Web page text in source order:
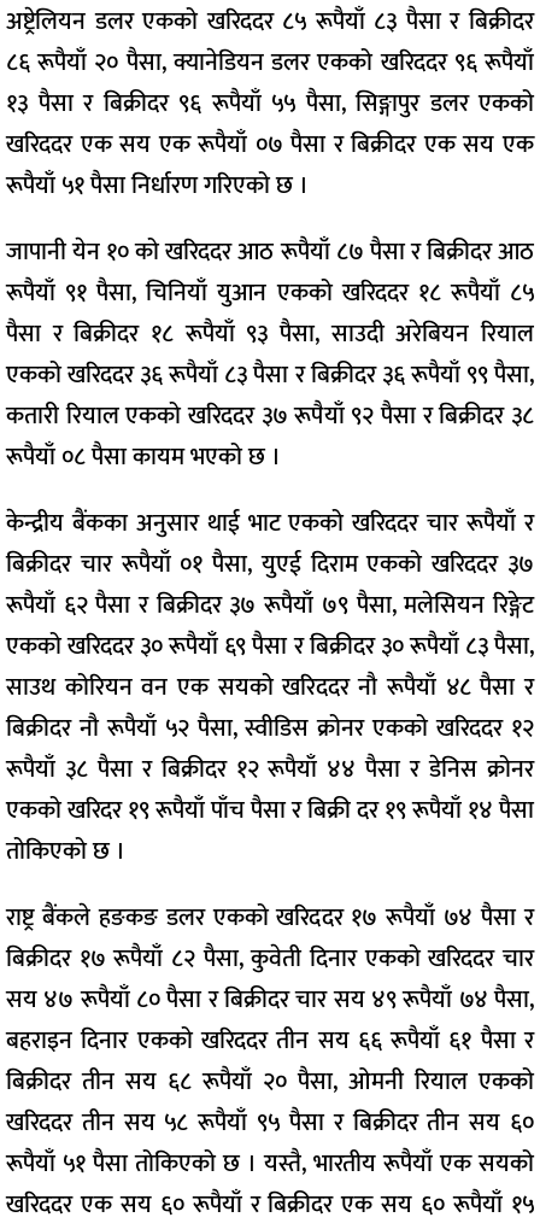
अष्ट्रेलियन डलर एकको खरिददर ८५ रूपैयाँ ८३ पैसा र बिक्रीदर
८६ रूपैयाँ २० पैसा, क्यानेडियन डलर एकको खरिददर ९६ रूपैयाँ
१३ पैसा र बिक्रीदर ९६ रूपैयाँ ५५ पैसा, सिङ्गापुर डलर एकको
खरिददर एक सय एक रूपैयाँ ०७ पैसा र बिक्रीदर एक सय एक
रूपैयाँ ५१ पैसा निर्धारण गरिएको छ ।
जापानी येन १० को खरिददर आठ रूपैयाँ ८७ पैसा र बिक्रीदर आठ
रूपैयाँ ९१ पैसा, चिनियाँ युआन एकको खरिददर १८ रूपैयाँ ८५
पैसा र बिक्रीदर १८ रूपैयाँ ९३ पैसा, साउदी अरेबियन रियाल
एकको खरिददर ३६ रूपैयाँ ८३ पैसा र बिक्रीदर ३६ रूपैयाँ ९९ पैसा,
कतारी रियाल एकको खरिददर ३७ रूपैयाँ ९२ पैसा र बिक्रीदर ३८
रूपैयाँ ०८ पैसा कायम भएको छ ।
केन्द्रीय बैंकका अनुसार थाई भाट एकको खरिददर चार रूपैयाँ र
बिक्रीदर चार रूपैयाँ ०१ पैसा, युएई दिराम एकको खरिददर ३७
रूपैयाँ ६२ पैसा र बिक्रीदर ३७ रूपैयाँ ७९ पैसा, मलेसियन रिङ्गेट
एकको खरिददर ३० रूपैयाँ ६९ पैसा र बिक्रीदर ३० रूपैयाँ ८३ पैसा,
साउथ कोरियन वन एक सयको खरिददर नौ रूपैयाँ ४८ पैसा र
बिक्रीदर नौ रूपैयाँ ५२ पैसा, स्वीडिस क्रोनर एकको खरिददर १२
रूपैयाँ ३८ पैसा र बिक्रीदर १२ रूपैयाँ ४४ पैसा र डेनिस क्रोनर
एकको खरिदर १९ रूपैयाँ पाँच पैसा र बिक्री दर १९ रूपैयाँ १४ पैसा
तोकिएको छ ।
राष्ट्र बैंकले हङकङ डलर एकको खरिददर १७ रूपैयाँ ७४ पैसा र
बिक्रीदर १७ रूपैयाँ ८२ पैसा, कुवेती दिनार एकको खरिददर चार
सय ४७ रूपैयाँ ८० पैसा र बिक्रीदर चार सय ४९ रूपैयाँ ७४ पैसा,
बहराइन दिनार एकको खरिददर तीन सय ६६ रूपैयाँ ६१ पैसा र
बिक्रीदर तीन सय ६८ रूपैयाँ २० पैसा, ओमनी रियाल एकको
खरिददर तीन सय ५८ रूपैयाँ ९५ पैसा र बिक्रीदर तीन सय ६०
रूपैयाँ ५१ पैसा तोकिएको छ । यस्तै, भारतीय रूपैयाँ एक सयको
खरिददर एक सय ६० रूपैयाँ र बिक्रीदर एक सय ६० रूपैयाँ १५